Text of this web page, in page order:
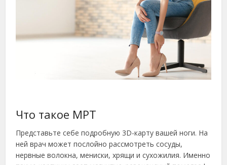
Что такое МРТ
Представьте себе подробную 3D-карту вашей ноги. На
ней врач может послойно рассмотреть сосуды,
нервные волокна, мениски, хрящи и сухожилия. Именно